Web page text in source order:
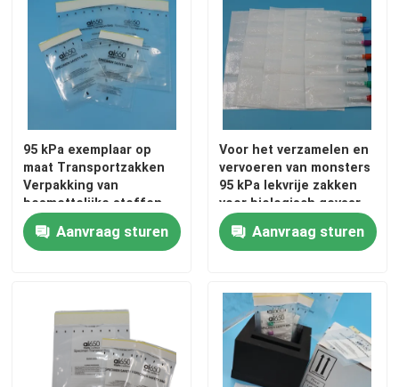
Producten
Video's
Fabriekstocht
95 kPa exemplaar op
maat Transportzakken
Verpakking van
besmettelijke stoffen
Aanvraag sturen
Voor het verzamelen en
vervoeren van monsters
95 kPa lekvrije zakken
voor biologisch gevaar
met hoog
absorptievermogen van
met meerdere gletsjes
Aanvraag sturen